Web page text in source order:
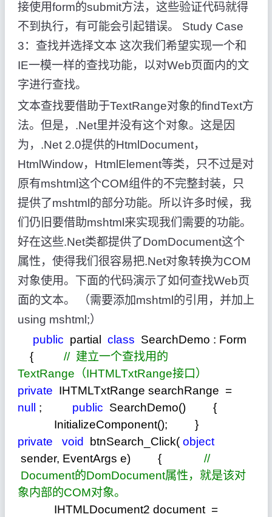
接使用form的submit方法，这些验证代码就得
不到执行，有可能会引起错误。 Study Case
3：查找并选择文本 这次我们希望实现一个和
IE一模一样的查找功能，以对Web页面内的文
字进行查找。
文本查找要借助于TextRange对象的findText方
法。但是，.Net里并没有这个对象。这是因
为，.Net 2.0提供的HtmlDocument，
HtmlWindow，HtmlElement等类，只不过是对
原有mshtml这个COM组件的不完整封装，只
提供了mshtml的部分功能。所以许多时候，我
们仍旧要借助mshtml来实现我们需要的功能。
好在这些.Net类都提供了DomDocument这个
属性，使得我们很容易把.Net对象转换为COM
对象使用。下面的代码演示了如何查找Web页
面的文本。 （需要添加mshtml的引用，并加上
using mshtml;）
public partial class SearchDemo : Form
{
// 建立一个查找用的
TextRange（IHTMLTxtRange接口）
private IHTMLTxtRange searchRange =
null
; public SearchDemo() {
InitializeComponent(); }
private
void btnSearch_Click( object
sender, EventArgs e) {
//
Document的DomDocument属性，就是该对
象内部的COM对象。
IHTMLDocument2 document =